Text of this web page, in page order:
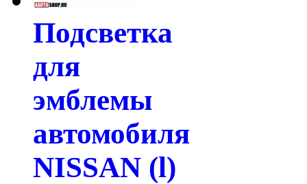
Подсветка
для
эмблемы
автомобиля
NISSAN (l)